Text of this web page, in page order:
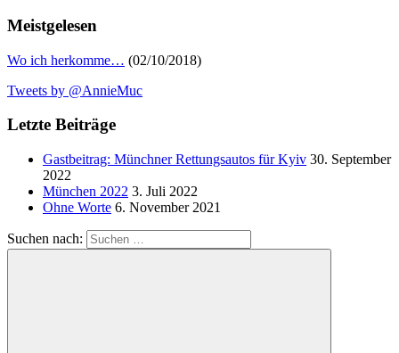
Meistgelesen
Wo ich herkomme… (02/10/2018)
Tweets by @AnnieMuc
Letzte Beiträge
Gastbeitrag: Münchner Rettungsautos für Kyiv 30. September
2022
München 2022 3. Juli 2022
Ohne Worte 6. November 2021
Suchen nach: